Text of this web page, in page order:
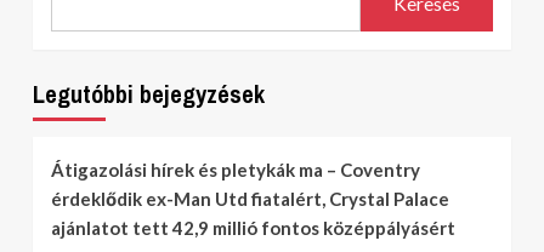
Legutóbbi bejegyzések
Átigazolási hírek és pletykák ma – Coventry
érdeklődik ex-Man Utd fiatalért, Crystal Palace
ajánlatot tett 42,9 millió fontos középpályásért